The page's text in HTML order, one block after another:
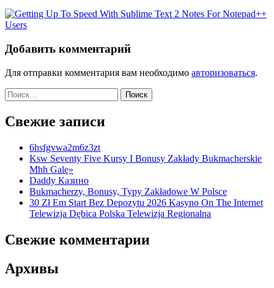
Добавить комментарий
Для отправки комментария вам необходимо авторизоваться.
Найти:
Свежие записи
6hsfgvwa2m6z3zt
Ksw Seventy Five Kursy I Bonusy Zakłady Bukmacherskie
Mhh Galę»
Daddy Казино
Bukmacherzy, Bonusy, Typy Zakładowe W Polsce
30 Zł Em Start Bez Depozytu 2026 Kasyno On The Internet
Telewizja Dębica Polska Telewizja Regionalna
Свежие комментарии
Архивы